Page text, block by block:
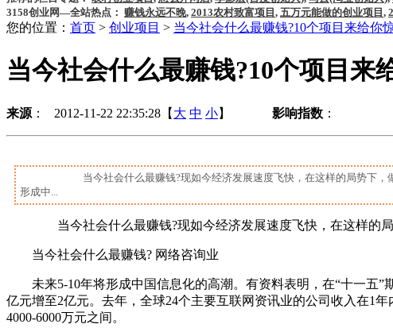
3158创业网—全站热点： 赚钱永远不晚, 2013农村致富项目 , 五万元能做的创业项目 ,
您的位置： 首页 > 创业项目 > 当今社会什么最赚钱?10个项目来给你
当今社会什么最赚钱?10个项目来
来源 ： 2012-11-22 22:35:28【 大 中 小】 影响指数 ：
当今社会什么最赚钱?现如今经济发展速度飞快，在这样的局势下，
形成中...
当今社会什么最赚钱?现如今经济发展速度飞快，在这样的局势
当今社会什么最赚钱? 网络咨询业
未来5-10年将形成中国信息化的高潮。有资料表明，在“十一五”
亿元增至2亿元。去年，全球24个主要互联网资讯业的公司收入在1
4000-6000万元之间。